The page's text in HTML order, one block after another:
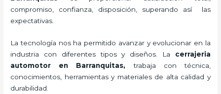
compromiso, confianza, disposición, superando así las
expectativas.
La tecnología nos ha permitido avanzar y evolucionar en la
industria con diferentes tipos y diseños. La cerrajeria
automotor en Barranquitas,trabaja con técnica,
conocimientos, herramientas y materiales de alta calidad y
durabilidad.